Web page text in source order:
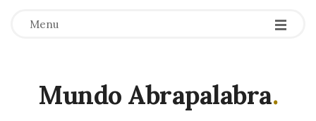
Menu
Mundo Abrapalabra.